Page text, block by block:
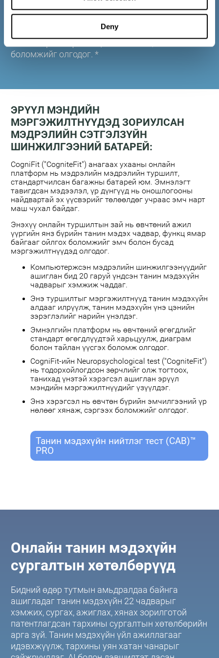
Deny
ердийн үзлэгийн хэрэгсэл болгон ашиглахад
өвчтөн бүрийн танин мэдэхүйн үйл ажиллагаа,
нөхөн сэргээх үйл явцыг төлөвлөх, хянах
боломжийг олгодог. *
ЭРҮҮЛ МЭНДИЙН
МЭРГЭЖИЛТНҮҮДЭД ЗОРИУЛСАН
МЭДРЭЛИЙН СЭТГЭЛЗҮЙН
ШИНЖИЛГЭЭНИЙ БАТАРЕЙ:
CogniFit ("CogniteFit") анагаах ухааны онлайн
платформ нь мэдрэлийн мэдрэлийн туршилт,
стандартчилсан багажны батарей юм. Эмнэлэгт
тавигдсан мэдээлэл, үр дүнгүүд нь оношлогооны
найдвартай эх үүсвэрийг төлөөлдөг учраас эмч нарт
маш чухал байдаг.
Энэхүү онлайн туршилтын зай нь өвчтөний ажил
үүргийн янз бүрийн танин мэдэх чадвар, функц ямар
байгааг ойлгох боломжийг эмч болон бусад
мэргэжилтнүүдэд олгодог.
Компьютержсэн мэдрэлийн шинжилгээнүүдийг
ашиглан бид 20 гаруй үндсэн танин мэдэхүйн
чадварыг хэмжиж чаддаг.
Энэ туршилтыг мэргэжилтнүүд танин мэдэхүйн
алдааг илрүүлж, танин мэдэхүйн үнэ цэнийн
зэрэглэлийг нарийн үнэлдэг.
Эмнэлгийн платформ нь өвчтөний өгөгдлийг
стандарт өгөгдлүүдтэй харьцуулж, диаграм
болон тайлан үүсгэх боломж олгодог.
CogniFit-ийн Neuropsychological test ("CogniteFit")
нь тодорхойлогдсон зөрчлийг олж тогтоох,
танихад үнэтэй хэрэгсэл ашиглан эрүүл
мэндийн мэргэжилтнүүдийг үзүүлдэг.
Энэ хэрэгсэл нь өвчтөн бүрийн эмчилгээний үр
нөлөөг хянаж, сэргээх боломжийг олгодог.
Танин мэдэхүйн нийтлэг тест (CAB)™
PRO
Онлайн танин мэдэхүйн
сургалтын хөтөлбөрүүд
Бидний өдөр тутмын амьдралдаа байнга
ашигладаг танин мэдэхүйн 22 чадварыг
хэмжих, сургах, ажиглах, хянах зорилготой
патентлагдсан тархины сургалтын хөтөлбөрийн
арга зүй. Танин мэдэхүйн үйл ажиллагааг
идэвхжүүлж, тархины уян хатан чанарыг